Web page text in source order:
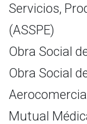
Servicios,
(ASSPE)
Obra Social
Obra Social
Mutual